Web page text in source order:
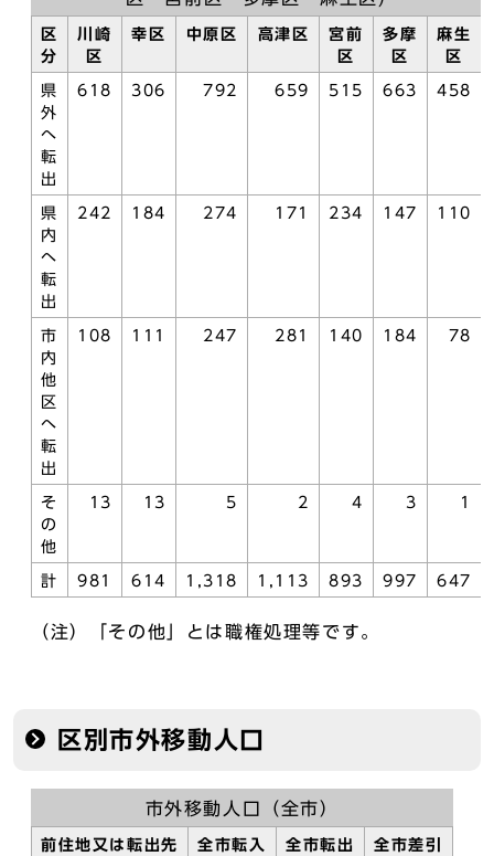
区
分
川崎
区
幸区 中原区 高津区
宮前
区
多摩
区
麻生
区
県
外
へ
転
出
618 306 792 659 515 663 458
県
内
へ
転
出
242 184 274 171 234 147 110
市
内
他
区
へ
転
出
108 111 247 281 140 184 78
そ
の
他
13 13 5 2 4 3 1
計 981 614 1,318 1,113 893 997 647
（注）「その他」とは職権処理等です。
区別市外移動人口
市外移動人口（全市）
前住地又は転出先 全市転入 全市転出 全市差引